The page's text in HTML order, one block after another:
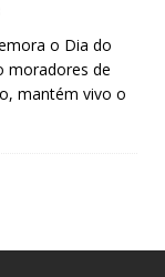
o Dia do
moradores de
mantém vivo o